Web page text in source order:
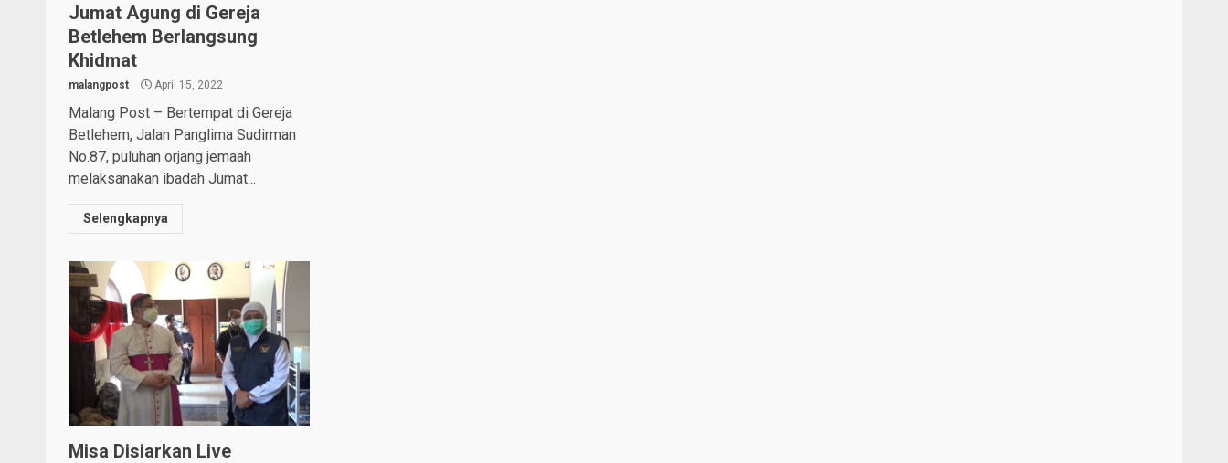
Jumat Agung di Gereja
Betlehem Berlangsung
Khidmat
malangpost April 15, 2022
Malang Post – Bertempat di Gereja
Betlehem, Jalan Panglima Sudirman
No.87, puluhan orjang jemaah
melaksanakan ibadah Jumat...
Selengkapnya
Misa Disiarkan Live